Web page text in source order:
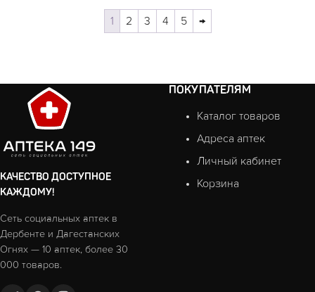
1 2 3 4 5 →
КАЧЕСТВО ДОСТУПНОЕ
КАЖДОМУ!
Сеть социальных аптек в
Дербенте и Дагестанских
Огнях — 10 аптек, более 30
000 товаров.
ПОКУПАТЕЛЯМ
Каталог товаров
Адреса аптек
Личный кабинет
Корзина